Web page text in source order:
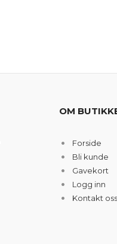
OM
Forside
Bli kunde
Gavekort
Logg inn
Kontakt oss